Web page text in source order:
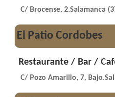
C/ Brocense, 2.Salamanca
El Patio Cordobes
Restaurante / Bar /
C/ Pozo Amarillo, 7,